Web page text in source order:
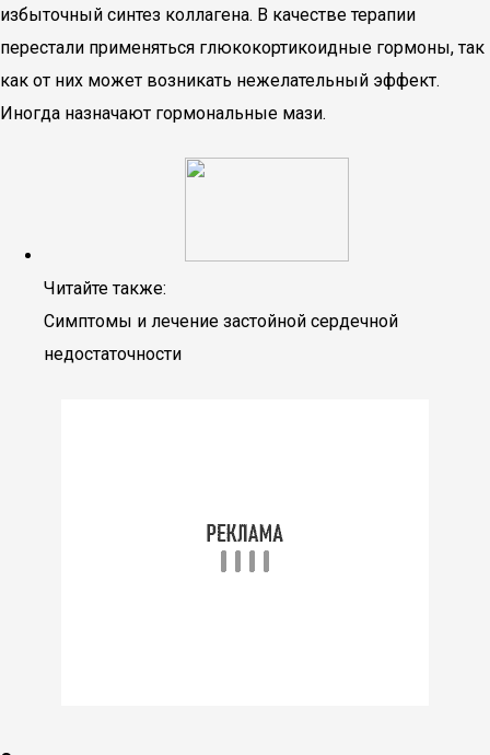
избыточный синтез коллагена. В качестве терапии
перестали применяться глюкокортикоидные гормоны, так
как от них может возникать нежелательный эффект.
Иногда назначают гормональные мази.
Читайте также:
Симптомы и лечение застойной сердечной
недостаточности